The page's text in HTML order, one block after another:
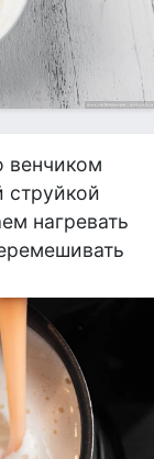
венчиком
струйкой
нагревать